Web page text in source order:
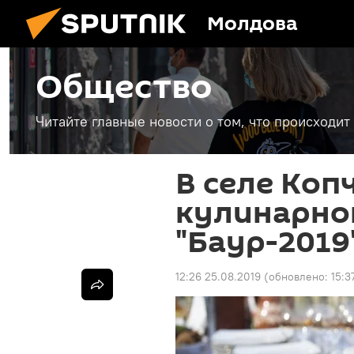
Молдова
Общество
Читайте главные новости о том, что
В селе
"Баур-
12:26 25.08.2019 (обновлено: